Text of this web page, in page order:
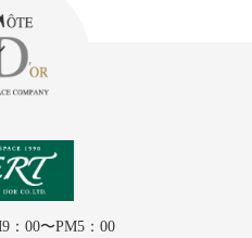
：00〜PM5：00